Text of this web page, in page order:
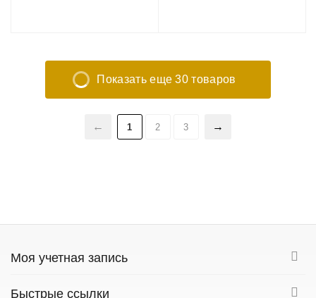
Показать еще 30 товаров
1 2 3
Моя учетная запись
Быстрые ссылки